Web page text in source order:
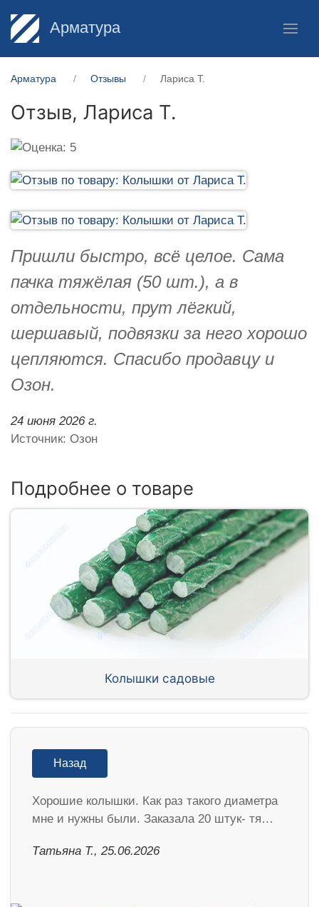
Арматура
Арматура Отзывы Лариса Т.
Отзыв, Лариса Т.
Пришли быстро, всё целое. Сама
пачка тяжёлая (50 шт.), а в
отдельности, прут лёгкий,
шершавый, подвязки за него хорошо
цепляются. Спасибо продавцу и
Озон.
24 июня 2026 г.
Источник: Озон
Подробнее о товаре
Колышки садовые
Назад
Хорошие колышки. Как раз такого диаметра
мне и нужны были. Заказала 20 штук- тя…
Татьяна Т., 25.06.2026